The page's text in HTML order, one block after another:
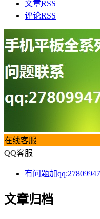
文章RSS
评论RSS
在线客服
QQ客服
有问题加
文章归档